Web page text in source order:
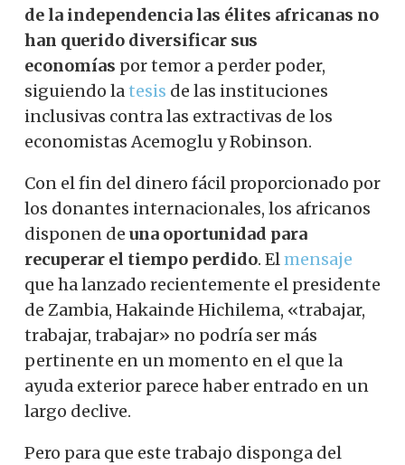
de la independencia las élites africanas no
han querido diversificar sus
economías por temor a perder poder,
siguiendo latesis de las instituciones
inclusivas contra las extractivas de los
economistas Acemoglu y Robinson.
Con el fin del dinero fácil proporcionado por
los donantes internacionales, los africanos
disponen de una oportunidad para
recuperar el tiempo perdido. Elmensaje
que ha lanzado recientemente el presidente
de Zambia, Hakainde Hichilema, «trabajar,
trabajar, trabajar» no podría ser más
pertinente en un momento en el que la
ayuda exterior parece haber entrado en un
largo declive.
Pero para que este trabajo disponga del